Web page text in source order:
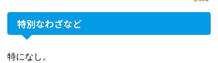
特別なわざなど
特になし。